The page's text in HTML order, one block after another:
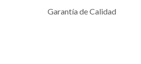
Garantía de Calidad